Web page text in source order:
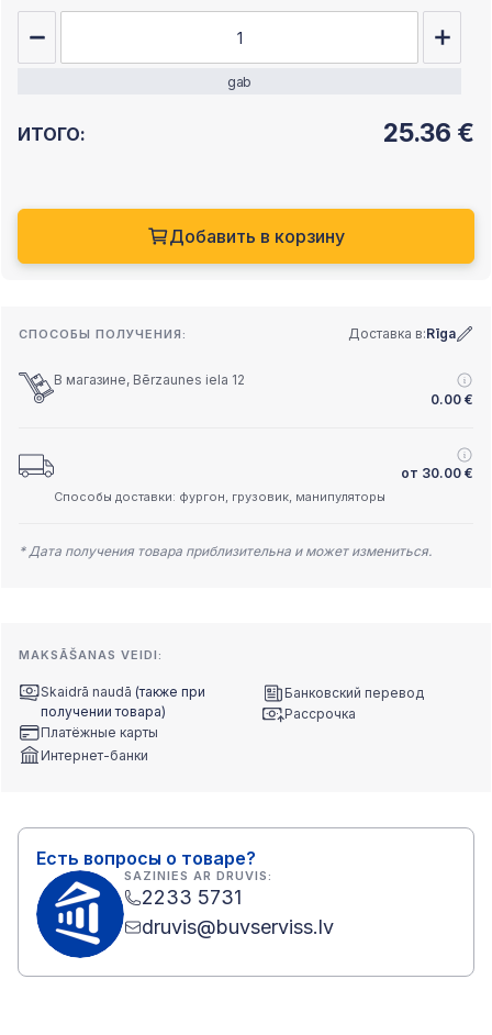
gab
ИТОГО: 25.36 €
Добавить в корзину
СПОСОБЫ ПОЛУЧЕНИЯ: Доставка в:Rīga
В магазине, Bērzaunes iela 12
0.00 €
от 30.00 €
Способы доставки: фургон, грузовик, манипуляторы
* Дата получения товара приблизительна и может измениться.
MAKSĀŠANAS VEIDI:
Skaidrā naudā (также при
получении товара)
Платёжные карты
Интернет-банки
Банковский перевод
Рассрочка
Есть вопросы о товаре?
SAZINIES AR DRUVIS:
2233 5731
druvis@buvserviss.lv